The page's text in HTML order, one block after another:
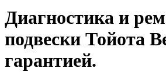
Диагностика и
подвески Тойота
гарантией.